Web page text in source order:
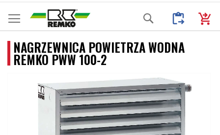
Przejdź
do
treści
Mój
Moje
Search
NAGRZEWNICA POWIETRZA WODNA
REMKO PWW 100-2